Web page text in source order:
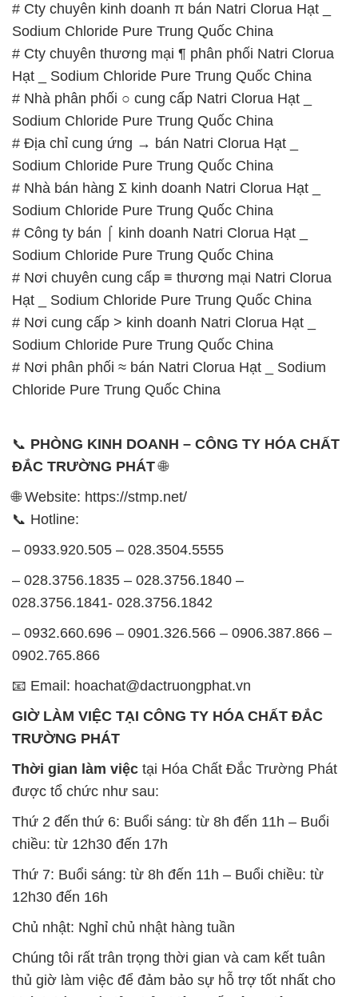
# Cty chuyên kinh doanh π bán Natri Clorua Hạt _
Sodium Chloride Pure Trung Quốc China
# Cty chuyên thương mại ¶ phân phối Natri Clorua
Hạt _ Sodium Chloride Pure Trung Quốc China
# Nhà phân phối ○ cung cấp Natri Clorua Hạt _
Sodium Chloride Pure Trung Quốc China
# Địa chỉ cung ứng → bán Natri Clorua Hạt _
Sodium Chloride Pure Trung Quốc China
# Nhà bán hàng Σ kinh doanh Natri Clorua Hạt _
Sodium Chloride Pure Trung Quốc China
# Công ty bán ⌠ kinh doanh Natri Clorua Hạt _
Sodium Chloride Pure Trung Quốc China
# Nơi chuyên cung cấp ≡ thương mại Natri Clorua
Hạt _ Sodium Chloride Pure Trung Quốc China
# Nơi cung cấp > kinh doanh Natri Clorua Hạt _
Sodium Chloride Pure Trung Quốc China
# Nơi phân phối ≈ bán Natri Clorua Hạt _ Sodium
Chloride Pure Trung Quốc China
📞 PHÒNG KINH DOANH – CÔNG TY HÓA CHẤT
ĐẮC TRƯỜNG PHÁT🌐
🌐 Website: https://stmp.net/
📞 Hotline:
– 0933.920.505 – 028.3504.5555
– 028.3756.1835 – 028.3756.1840 –
028.3756.1841- 028.3756.1842
– 0932.660.696 – 0901.326.566 – 0906.387.866 –
0902.765.866
📧 Email: hoachat@dactruongphat.vn
GIỜ LÀM VIỆC TẠI CÔNG TY HÓA CHẤT ĐẮC
TRƯỜNG PHÁT
Thời gian làm việc tại Hóa Chất Đắc Trường Phát
được tổ chức như sau:
Thứ 2 đến thứ 6: Buổi sáng: từ 8h đến 11h – Buổi
chiều: từ 12h30 đến 17h
Thứ 7: Buổi sáng: từ 8h đến 11h – Buổi chiều: từ
12h30 đến 16h
Chủ nhật: Nghỉ chủ nhật hàng tuần
Chúng tôi rất trân trọng thời gian và cam kết tuân
thủ giờ làm việc để đảm bảo sự hỗ trợ tốt nhất cho